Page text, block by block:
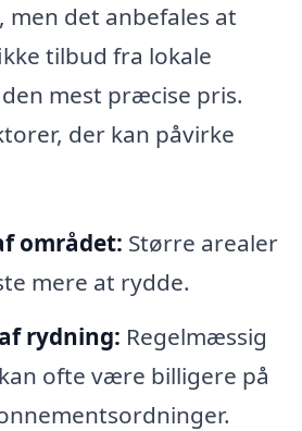
men det anbefales at
tilbud fra lokale
mest præcise pris.
der kan påvirke
området: Større arealer
mere at rydde.
rydning: Regelmæssig
ofte være billigere på